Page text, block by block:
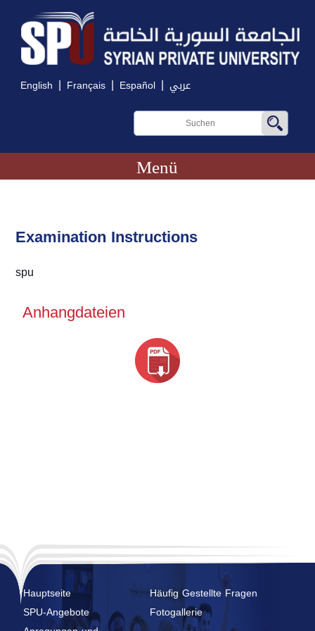
English | Français | Español | عربي
Menü
Examination Instructions
spu
Anhangdateien
Hauptseite
Häufig Gestellte Fragen
SPU-Angebote
Fotogallerie